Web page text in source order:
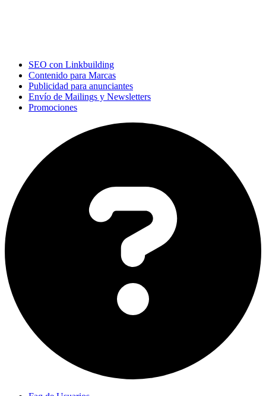
SEO con Linkbuilding
Contenido para Marcas
Publicidad para anunciantes
Envío de Mailings y Newsletters
Promociones